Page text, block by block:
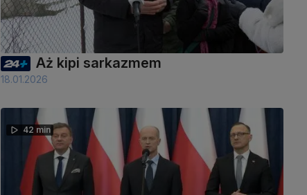
Aż kipi sarkazmem
18.01.2026
42 min